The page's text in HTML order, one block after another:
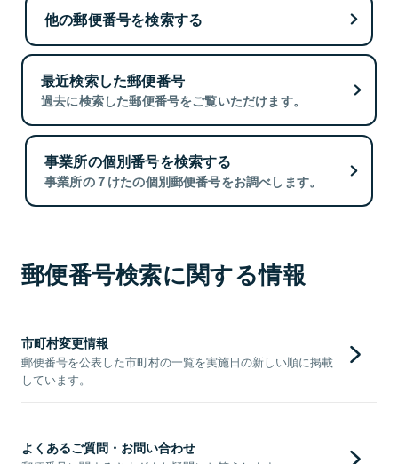
他の郵便番号を検索する
最近検索した郵便番号
過去に検索した郵便番号をご覧いただけます。
事業所の個別番号を検索する
事業所の７けたの個別郵便番号をお調べします。
郵便番号検索に関する情報
市町村変更情報
郵便番号を公表した市町村の一覧を実施日の新しい順に掲載
しています。
よくあるご質問・お問い合わせ